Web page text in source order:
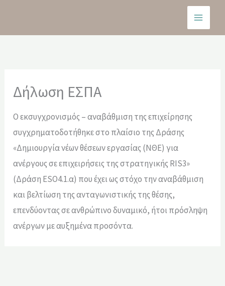
περιεχόμενο
Δήλωση ΕΣΠΑ
Ο εκσυγχρονισμός – αναβάθμιση της επιχείρησης
συγχρηματοδοτήθηκε στο πλαίσιο της Δράσης
«Δημιουργία νέων θέσεων εργασίας (ΝΘΕ) για
ανέργους σε επιχειρήσεις της στρατηγικής RIS3»
(Δράση ESO4.1.α) που έχει ως στόχο την αναβάθμιση
και βελτίωση της ανταγωνιστικής της θέσης,
επενδύοντας σε ανθρώπινο δυναμικό, ήτοι πρόσληψη
ανέργων με αυξημένα προσόντα.